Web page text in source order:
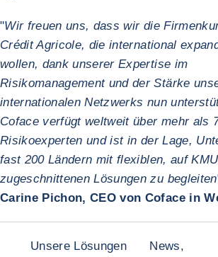
"Wir freuen uns, dass wir die
Crédit Agricole, die international
wollen, dank unserer Expertise im
Risikomanagement und der Stärke
internationalen Netzwerks nun
Coface verfügt weltweit über mehr als
Risikoexperten und ist in der Lage,
fast 200 Ländern mit flexiblen, auf KMU
zugeschnittenen Lösungen zu begleiten
Carine Pichon, CEO von Coface in
Unsere Lösungen
News,